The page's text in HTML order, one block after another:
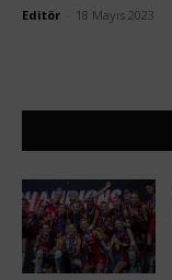
Editör 18 Mayıs 2023